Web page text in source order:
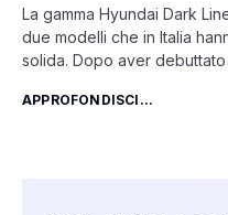
La gamma Hyundai Dark
due modelli che in Italia
solida. Dopo aver debuttato
APPROFONDISCI...